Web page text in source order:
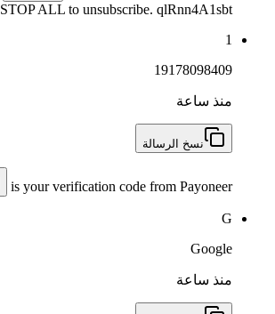
STOP ALL to unsubscribe. qlRnn4A1sbt
1
19178098409
منذ ساعة
نسخ الرسالة
is your verification code from Payoneer
G
Google
منذ ساعة